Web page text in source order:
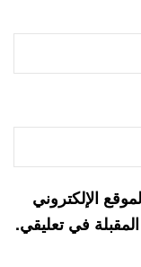
الإلكتروني
في تعليقي.